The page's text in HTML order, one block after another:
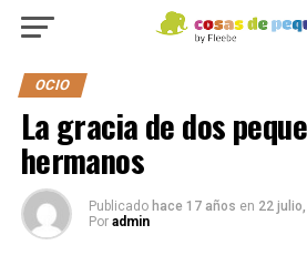
OCIO
La gracia de dos
hermanos
Publicado hace 17 años en 22
Por admin